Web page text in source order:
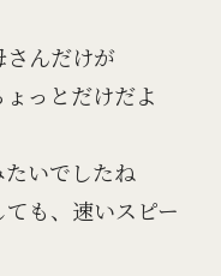
さんだけが
っとだけだよ
いでしたね
も、速いスピー